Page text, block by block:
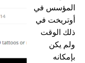
المؤسس في
أوتريخت في
ذلك الوقت
ولم يكن
بإمكانه